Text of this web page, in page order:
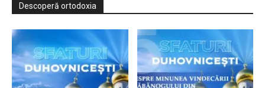
Descoperă ortodoxia